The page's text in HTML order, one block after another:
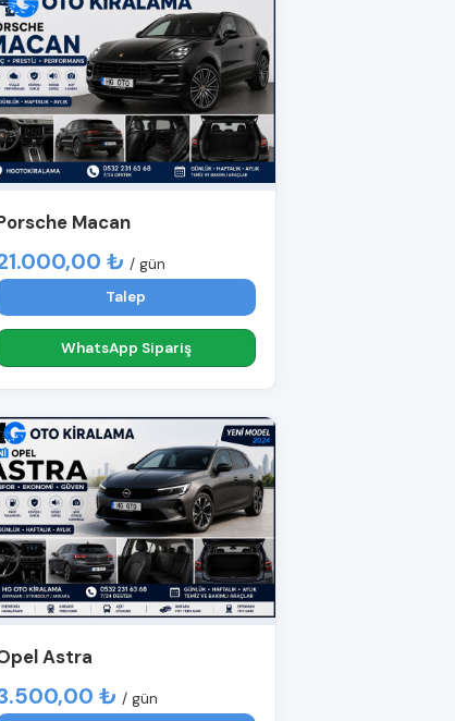
Macan
₺ / gün
Talep
WhatsApp Sipariş
Astra
₺ / gün